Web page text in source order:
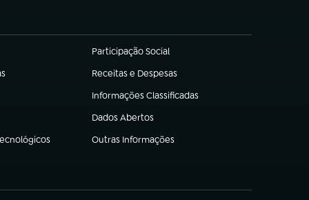
Participação Social
(abre em nova aba)
Receitas e Despesas
(abre em nova aba)
Informações Classificadas
(abre em nova aba)
Dados Abertos
(abre em nova aba)
Outras Informações
(abre em nova aba)